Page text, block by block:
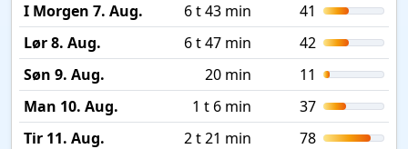
I Morgen 7. Aug.
6 t 43 min
41
Lør 8. Aug.
6 t 47 min
42
Søn 9. Aug.
20 min
11
Man 10. Aug.
1 t 6 min
37
Tir 11. Aug.
2 t 21 min
78